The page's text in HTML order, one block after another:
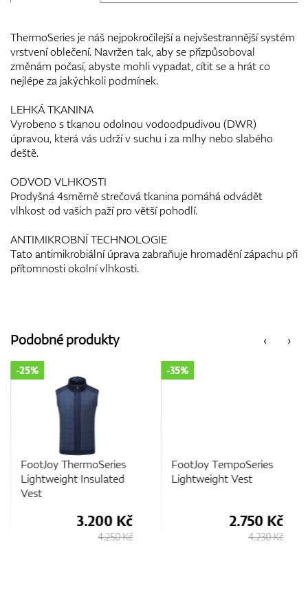
ThermoSeries je náš nejpokročilejší a nejvšestrannější systém
vrstvení oblečení. Navržen tak, aby se přizpůsoboval
změnám počasí, abyste mohli vypadat, cítit se a hrát co
nejlépe za jakýchkoli podmínek.
LEHKÁ TKANINA
Vyrobeno s tkanou odolnou vodoodpudivou (DWR)
úpravou, která vás udrží v suchu i za mlhy nebo slabého
deště.
ODVOD VLHKOSTI
Prodyšná 4směrně strečová tkanina pomáhá odvádět
vlhkost od vašich paží pro větší pohodlí.
ANTIMIKROBNÍ TECHNOLOGIE
Tato antimikrobiální úprava zabraňuje hromadění zápachu při
přítomnosti okolní vlhkosti.
‹
Podobné produkty ›
FootJoy ThermoSeries
Lightweight Insulated
Vest
-25%
3.200 Kč
4.250 Kč
FootJoy TempoSeries
Lightweight Vest
-35%
2.750 Kč
4.230 Kč